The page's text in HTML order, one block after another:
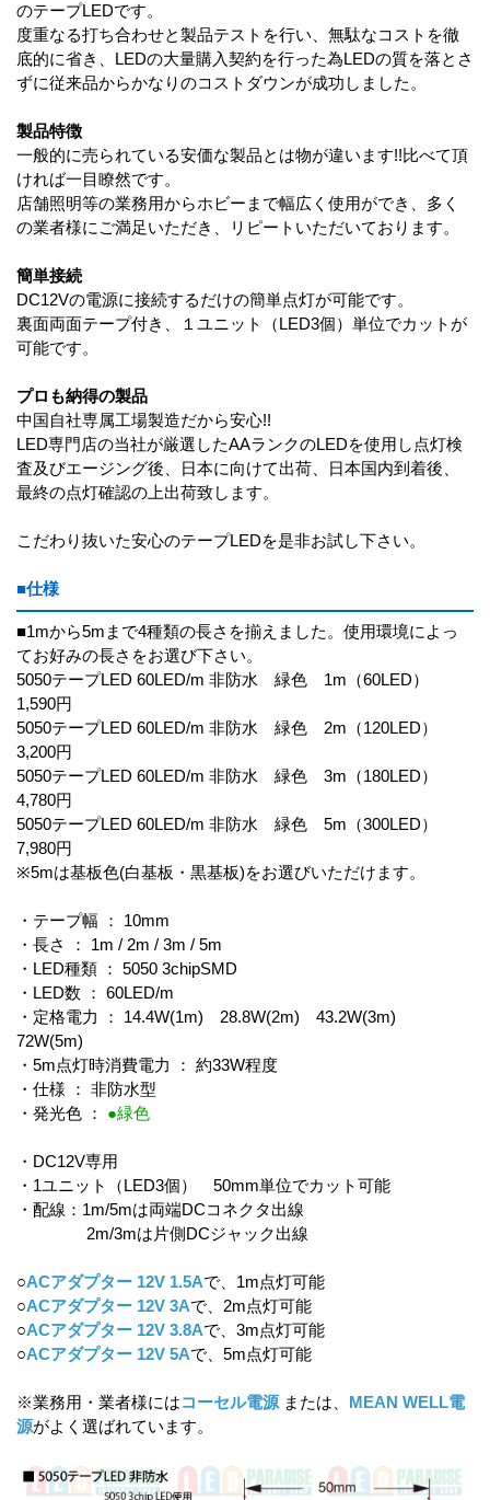
のテープLEDです。
度重なる打ち合わせと製品テストを行い、無駄なコストを徹
底的に省き、LEDの大量購入契約を行った為LEDの質を落とさ
ずに従来品からかなりのコストダウンが成功しました。
製品特徴
一般的に売られている安価な製品とは物が違います!!比べて頂
ければ一目瞭然です。
店舗照明等の業務用からホビーまで幅広く使用ができ、多く
の業者様にご満足いただき、リピートいただいております。
簡単接続
DC12Vの電源に接続するだけの簡単点灯が可能です。
裏面両面テープ付き、１ユニット（LED3個）単位でカットが
可能です。
プロも納得の製品
中国自社専属工場製造だから安心!!
LED専門店の当社が厳選したAAランクのLEDを使用し点灯検
査及びエージング後、日本に向けて出荷、日本国内到着後、
最終の点灯確認の上出荷致します。
こだわり抜いた安心のテープLEDを是非お試し下さい。
■仕様
■1mから5mまで4種類の長さを揃えました。使用環境によっ
てお好みの長さをお選び下さい。
5050テープLED 60LED/m 非防水 緑色 1m（60LED）
1,590円
5050テープLED 60LED/m 非防水 緑色 2m（120LED）
3,200円
5050テープLED 60LED/m 非防水 緑色 3m（180LED）
4,780円
5050テープLED 60LED/m 非防水 緑色 5m（300LED）
7,980円
※5mは基板色(白基板・黒基板)をお選びいただけます。
・テープ幅 ： 10mm
・長さ ： 1m / 2m / 3m / 5m
・LED種類 ： 5050 3chipSMD
・LED数 ： 60LED/m
・定格電力 ： 14.4W(1m) 28.8W(2m) 43.2W(3m)
72W(5m)
・5m点灯時消費電力 ： 約33W程度
・仕様 ： 非防水型
・発光色 ： ●緑色
・DC12V専用
・1ユニット（LED3個） 50mm単位でカット可能
・配線：1m/5mは両端DCコネクタ出線
2m/3mは片側DCジャック出線
○ACアダプター 12V 1.5Aで、1m点灯可能
○ACアダプター 12V 3Aで、2m点灯可能
○ACアダプター 12V 3.8Aで、3m点灯可能
○ACアダプター 12V 5Aで、5m点灯可能
※業務用・業者様にはコーセル電源 または、 MEAN WELL電
源がよく選ばれています。